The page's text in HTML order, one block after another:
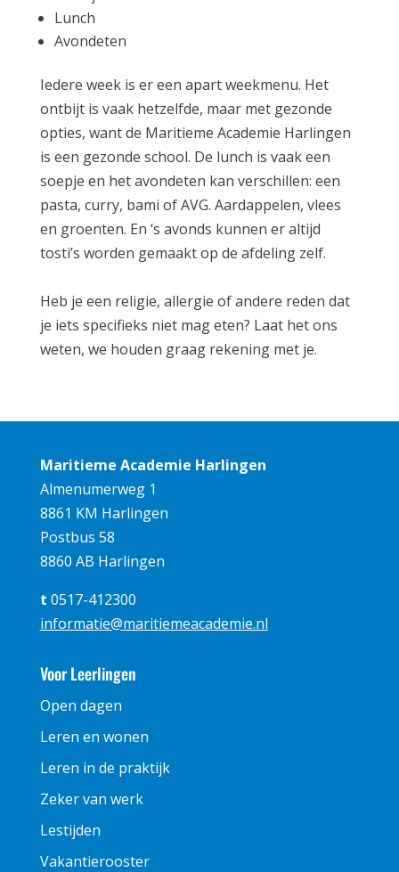
Lunch
Avondeten
Iedere week is er een apart weekmenu. Het
ontbijt is vaak hetzelfde, maar met gezonde
opties, want de Maritieme Academie Harlingen
is een gezonde school. De lunch is vaak een
soepje en het avondeten kan verschillen: een
pasta, curry, bami of AVG. Aardappelen, vlees
en groenten. En ‘s avonds kunnen er altijd
tosti’s worden gemaakt op de afdeling zelf.
Heb je een religie, allergie of andere reden dat
je iets specifieks niet mag eten? Laat het ons
weten, we houden graag rekening met je.
Maritieme Academie Harlingen
Almenumerweg 1
8861 KM Harlingen
Postbus 58
8860 AB Harlingen
t 0517-412300
informatie@maritiemeacademie.nl
Voor Leerlingen
Open dagen
Leren en wonen
Leren in de praktijk
Zeker van werk
Lestijden
Vakantierooster